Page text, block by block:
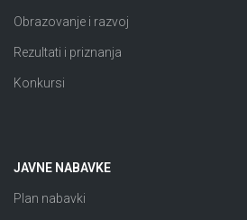
Obrazovanje i razvoj
Rezultati i priznanja
Konkursi
JAVNE NABAVKE
Plan nabavki